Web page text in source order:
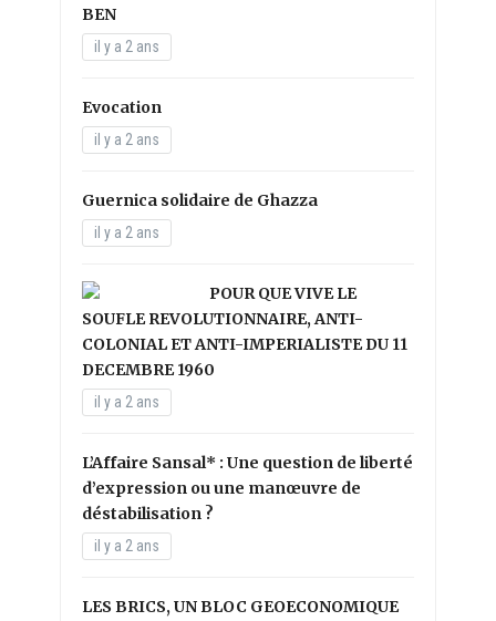
BEN
il y a 2 ans
Evocation
il y a 2 ans
Guernica solidaire de Ghazza
il y a 2 ans
POUR QUE VIVE LE
SOUFLE REVOLUTIONNAIRE, ANTI-
COLONIAL ET ANTI-IMPERIALISTE DU 11
DECEMBRE 1960
il y a 2 ans
L’Affaire Sansal* : Une question de liberté
d’expression ou une manœuvre de
déstabilisation ?
il y a 2 ans
LES BRICS, UN BLOC GEOECONOMIQUE